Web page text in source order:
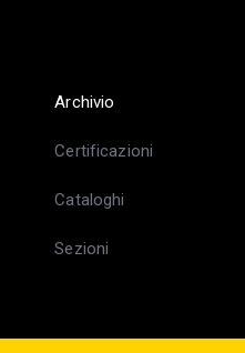
Archivio
Certificazioni
Cataloghi
Sezioni